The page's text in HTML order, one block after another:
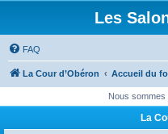
Les
FAQ
La Cour d’Obéron Accueil du
Nous sommes
La